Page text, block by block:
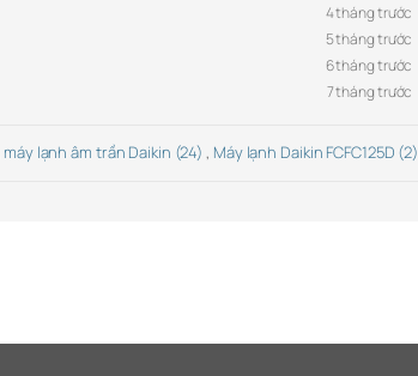
4 tháng trước
5 tháng trước
6 tháng trước
7 tháng trước
máy lạnh âm trần Daikin (24), Máy lạnh Daikin FCFC125D (2)